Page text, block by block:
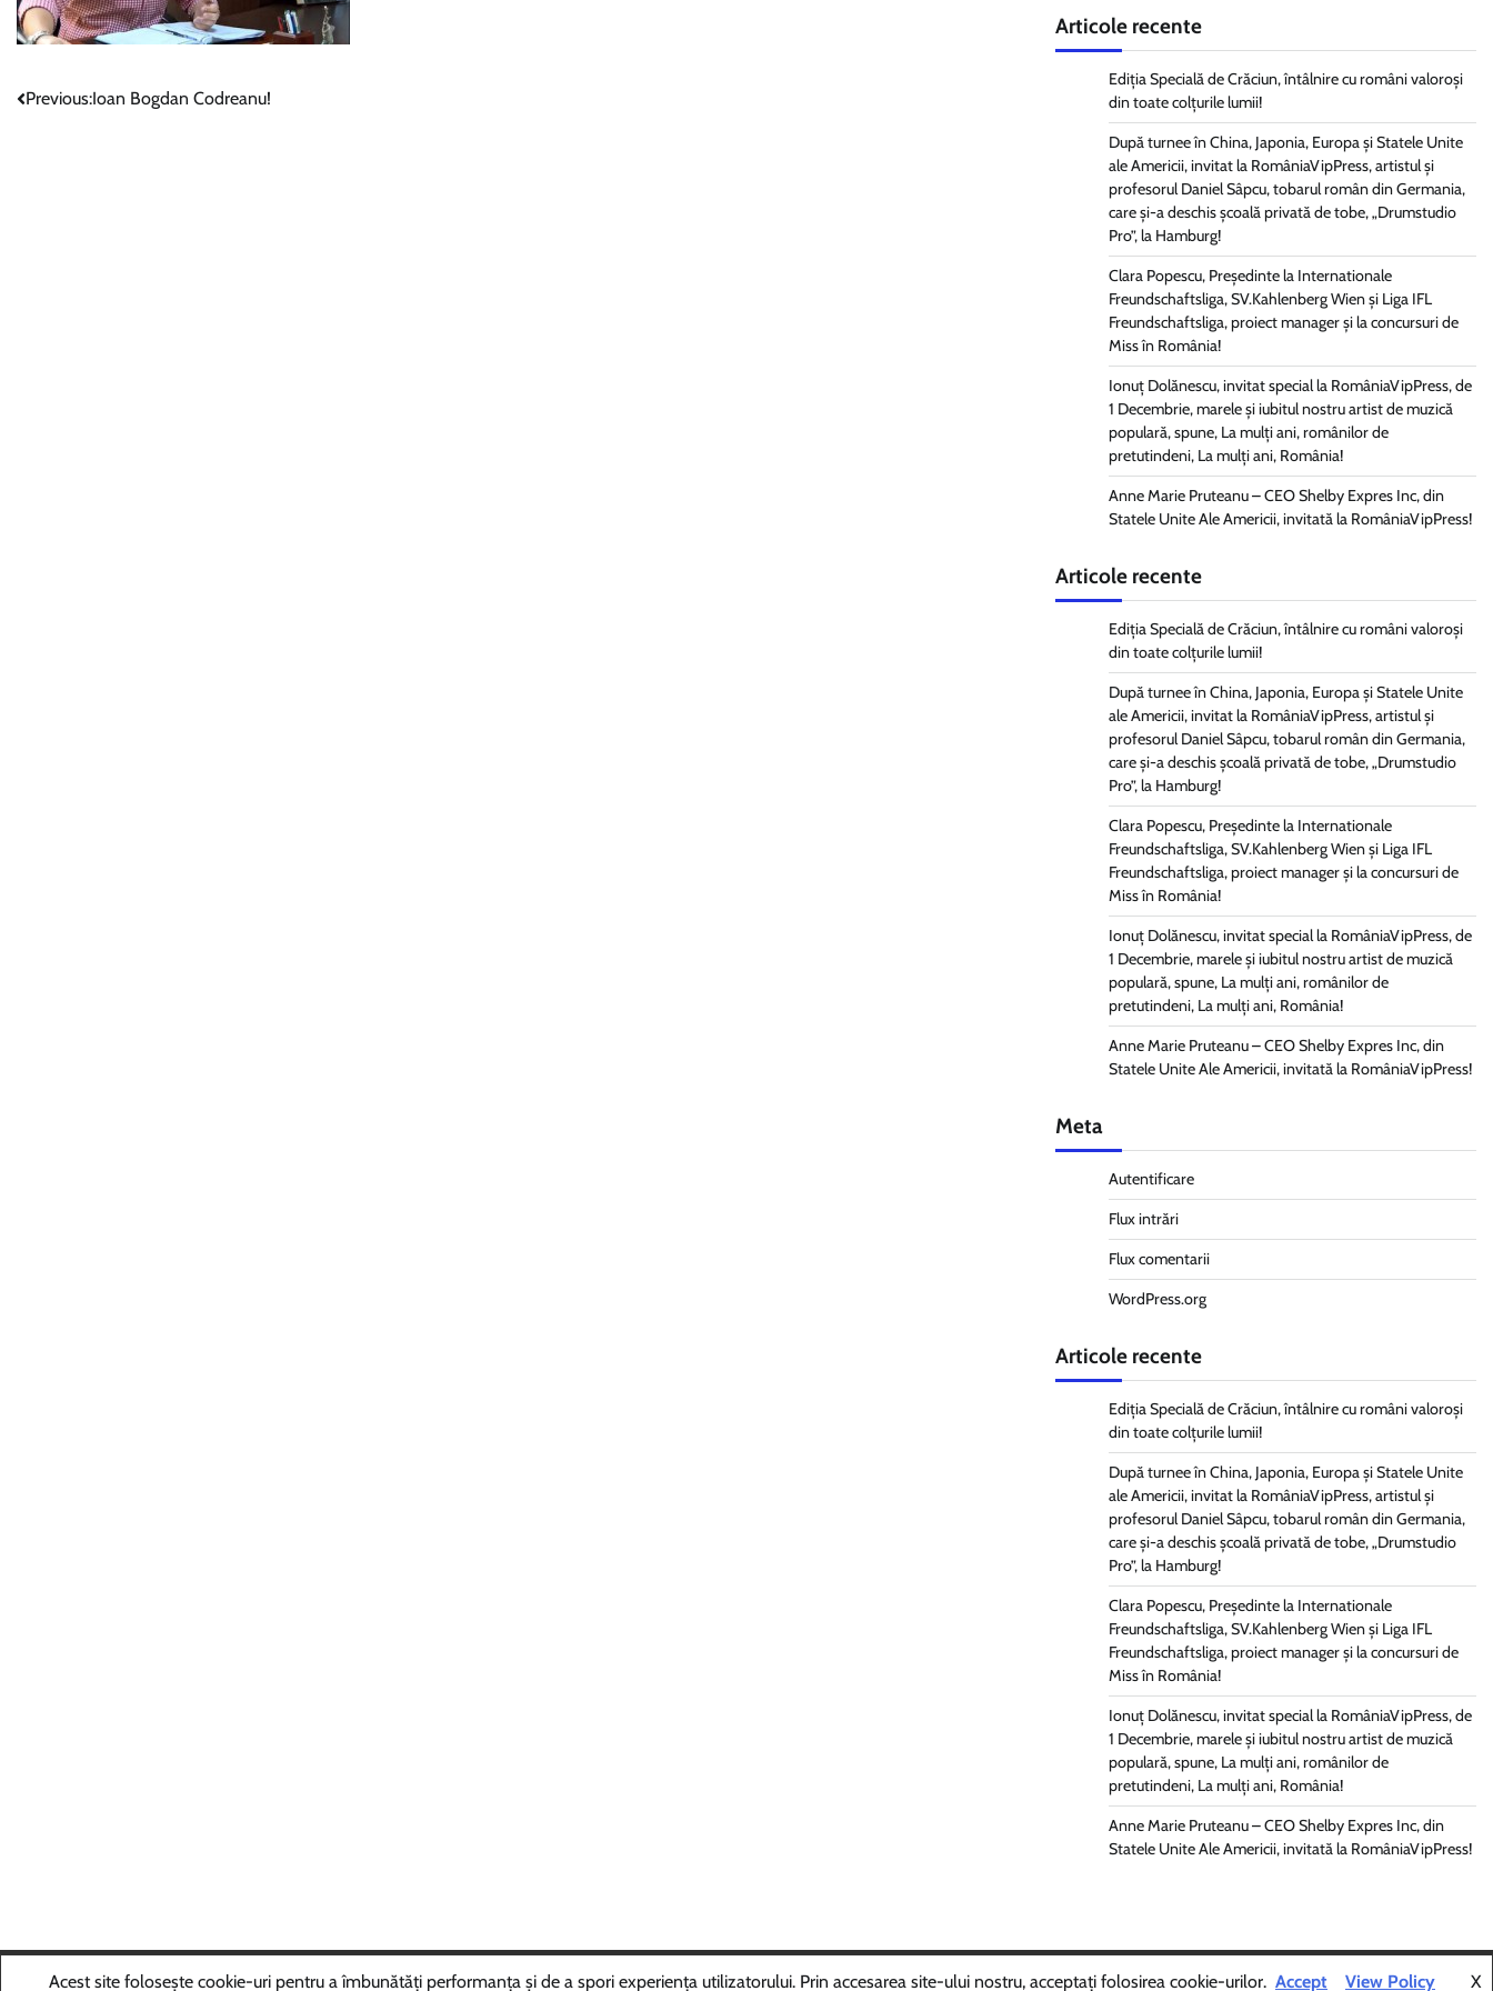
Navigare
Previous:Ioan Bogdan Codreanu!
Articole recente
Ediția Specială de Crăciun, întâlnire cu români valoroși
din toate colțurile lumii!
După turnee în China, Japonia, Europa și Statele Unite
ale Americii, invitat la RomâniaVipPress, artistul și
profesorul Daniel Sâpcu, tobarul român din Germania,
care și-a deschis școală privată de tobe, „Drumstudio
Pro”, la Hamburg!
Clara Popescu, Președinte la Internationale
Freundschaftsliga, SV.Kahlenberg Wien şi Liga IFL
Freundschaftsliga, proiect manager și la concursuri de
Miss în România!
Ionuț Dolănescu, invitat special la RomâniaVipPress, de
1 Decembrie, marele și iubitul nostru artist de muzică
populară, spune, La mulți ani, românilor de
pretutindeni, La mulți ani, România!
Anne Marie Pruteanu – CEO Shelby Expres Inc, din
Statele Unite Ale Americii, invitată la RomâniaVipPress!
Articole recente
Ediția Specială de Crăciun, întâlnire cu români valoroși
din toate colțurile lumii!
După turnee în China, Japonia, Europa și Statele Unite
ale Americii, invitat la RomâniaVipPress, artistul și
profesorul Daniel Sâpcu, tobarul român din Germania,
care și-a deschis școală privată de tobe, „Drumstudio
Pro”, la Hamburg!
Clara Popescu, Președinte la Internationale
Freundschaftsliga, SV.Kahlenberg Wien şi Liga IFL
Freundschaftsliga, proiect manager și la concursuri de
Miss în România!
Ionuț Dolănescu, invitat special la RomâniaVipPress, de
1 Decembrie, marele și iubitul nostru artist de muzică
populară, spune, La mulți ani, românilor de
pretutindeni, La mulți ani, România!
Anne Marie Pruteanu – CEO Shelby Expres Inc, din
Statele Unite Ale Americii, invitată la RomâniaVipPress!
Meta
Autentificare
Flux intrări
Flux comentarii
WordPress.org
Articole recente
Ediția Specială de Crăciun, întâlnire cu români valoroși
din toate colțurile lumii!
După turnee în China, Japonia, Europa și Statele Unite
ale Americii, invitat la RomâniaVipPress, artistul și
profesorul Daniel Sâpcu, tobarul român din Germania,
care și-a deschis școală privată de tobe, „Drumstudio
Pro”, la Hamburg!
Clara Popescu, Președinte la Internationale
Freundschaftsliga, SV.Kahlenberg Wien şi Liga IFL
Freundschaftsliga, proiect manager și la concursuri de
Miss în România!
Ionuț Dolănescu, invitat special la RomâniaVipPress, de
1 Decembrie, marele și iubitul nostru artist de muzică
populară, spune, La mulți ani, românilor de
pretutindeni, La mulți ani, România!
Anne Marie Pruteanu – CEO Shelby Expres Inc, din
Statele Unite Ale Americii, invitată la RomâniaVipPress!
Copyright © 2025ROMÂNIAVIPPRESSTheme: Random News ByAdore Themes.
Acest site folosește cookie-uri pentru a îmbunătăți performanța și de a spori experiența utilizatorului. Prin accesarea site-ului nostru, acceptați folosirea cookie-urilor. X
Accept View Policy